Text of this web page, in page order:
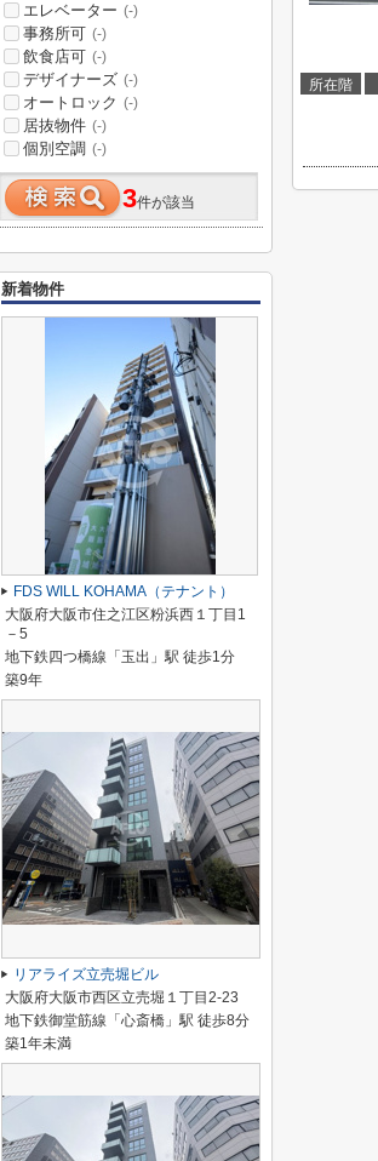
所在階
エレベーター (-)
事務所可 (-)
飲食店可 (-)
デザイナーズ (-)
オートロック (-)
居抜物件 (-)
個別空調 (-)
3件が該当
新着物件
FDS WILL KOHAMA（テナント）
大阪府大阪市住之江区粉浜西１丁目1
－5
地下鉄四つ橋線「玉出」駅 徒歩1分
築9年
リアライズ立売堀ビル
大阪府大阪市西区立売堀１丁目2-23
地下鉄御堂筋線「心斎橋」駅 徒歩8分
築1年未満